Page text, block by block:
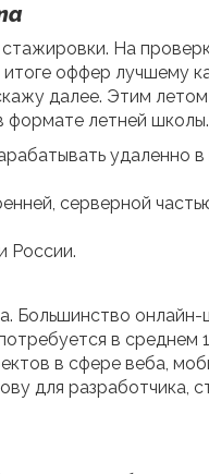
На
оффер лучшему
далее. Этим
формате летней школы.
удаленно
серверной
России.
Большинство
в среднем
в сфере веба,
для разработчика,